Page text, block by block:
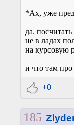
*Ах, уже
да.
не в ладах
на курсовую
и что там про
+0
185